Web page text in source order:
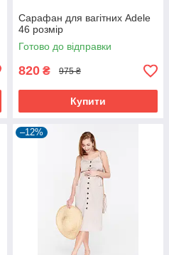
Сарафан для вагітних Adele
46 розмір
Готово до відправки
820 ₴ 975 ₴
Купити
–12%